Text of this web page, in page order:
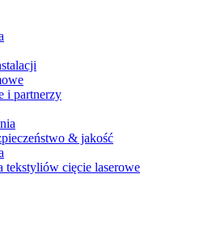
i partnerzy
& jakość
tekstyliów cięcie laserowe